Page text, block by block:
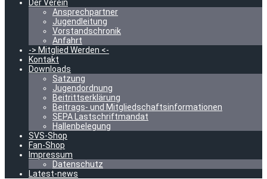
Der Verein
Ansprechpartner
Jugendleitung
Vorstandschronik
Anfahrt
-> Mitglied Werden <-
Kontakt
Downloads
Satzung
Jugendordnung
Beitrittserklärung
Beitrags- und Mitgliedschaftsinformationen
SEPA Lastschriftmandat
Hallenbelegung
SVS-Shop
Fan-Shop
Impressum
Datenschutz
Latest-news